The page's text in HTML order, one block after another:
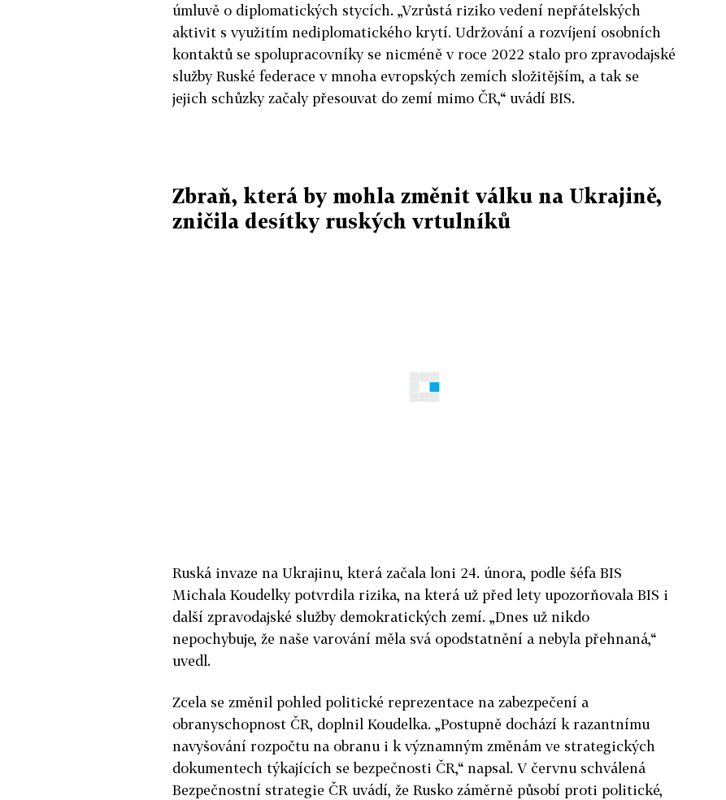
úmluvě o diplomatických stycích. „Vzrůstá riziko vedení nepřátelských
aktivit s využitím nediplomatického krytí. Udržování a rozvíjení osobních
kontaktů se spolupracovníky se nicméně v roce 2022 stalo pro zpravodajské
služby Ruské federace v mnoha evropských zemích složitějším, a tak se
jejich schůzky začaly přesouvat do zemí mimo ČR,“ uvádí BIS.
Zbraň, která by mohla změnit válku na Ukrajině,
zničila desítky ruských vrtulníků
Ruská invaze na Ukrajinu, která začala loni 24. února, podle šéfa BIS
Michala Koudelky potvrdila rizika, na která už před lety upozorňovala BIS i
další zpravodajské služby demokratických zemí. „Dnes už nikdo
nepochybuje, že naše varování měla svá opodstatnění a nebyla přehnaná,“
uvedl.
Zcela se změnil pohled politické reprezentace na zabezpečení a
obranyschopnost ČR, doplnil Koudelka. „Postupně dochází k razantnímu
navyšování rozpočtu na obranu i k významným změnám ve strategických
dokumentech týkajících se bezpečnosti ČR,“ napsal. V červnu schválená
Bezpečnostní strategie ČR uvádí, že Rusko záměrně působí proti politické,